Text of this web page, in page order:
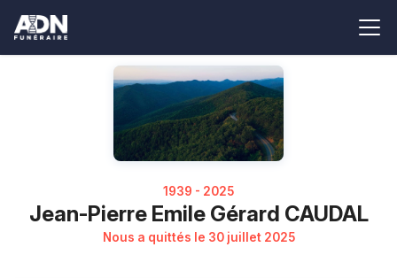
1939 - 2025
Jean-Pierre Emile Gérard CAUDAL
Nous a quittés le 30 juillet 2025